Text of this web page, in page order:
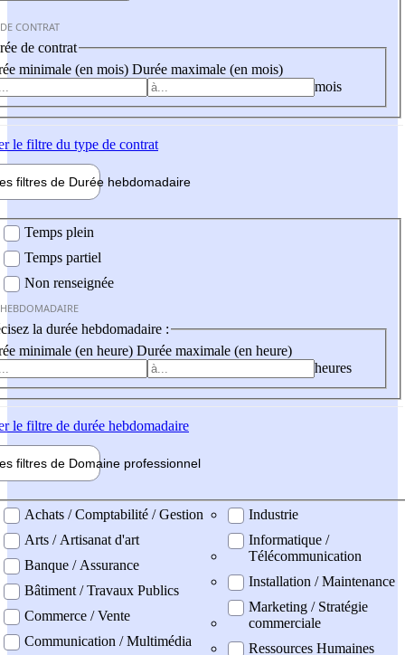
CONTRAT
de contrat
minimale (en mois) Durée maximale (en mois)
mois
le filtre du type de contrat
filtres de Durée hebdomadaire
Temps plein
Temps partiel
Non renseignée
la durée hebdomadaire :
minimale (en heure) Durée maximale (en heure)
heures
le filtre de durée hebdomadaire
filtres de Domaine professionnel
professionel
Achats / Comptabilité / Gestion
Arts / Artisanat d'art
Banque / Assurance
Bâtiment / Travaux Publics
Commerce / Vente
Communication / Multimédia
Industrie
Informatique /
Télécommunication
Installation / Maintenance
Marketing / Stratégie
commerciale
Ressources Humaines